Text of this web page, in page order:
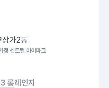
상가2동
센트럴 아이파크
롱레인지